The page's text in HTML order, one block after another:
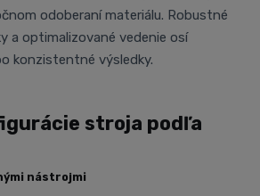
odoberaní materiálu. Robustné
a optimalizované vedenie osí
konzistentné výsledky.
stroja podľa
nástrojmi